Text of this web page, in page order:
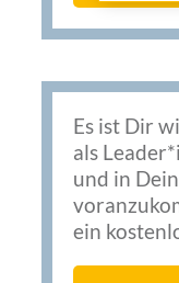
Es ist Dir
als
und in
ein